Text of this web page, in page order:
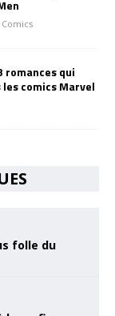
romances qui
comics Marvel
folle du